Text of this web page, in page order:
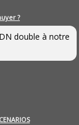
?
double à notre